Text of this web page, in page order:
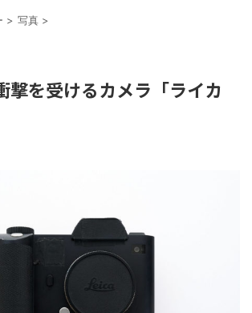
> 写真 >
撃を受けるカメラ「ライカ